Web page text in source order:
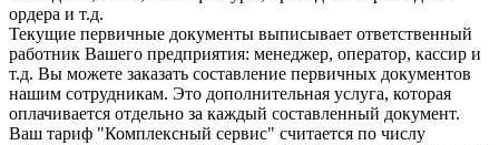
ордера и т.д.
Текущие первичные документы выписывает ответственный
работник Вашего предприятия: менеджер, оператор, кассир и
т.д. Вы можете заказать составление первичных документов
нашим сотрудникам. Это дополнительная услуга, которая
оплачивается отдельно за каждый составленный документ.
Ваш тариф "Комплексный сервис" считается по числу